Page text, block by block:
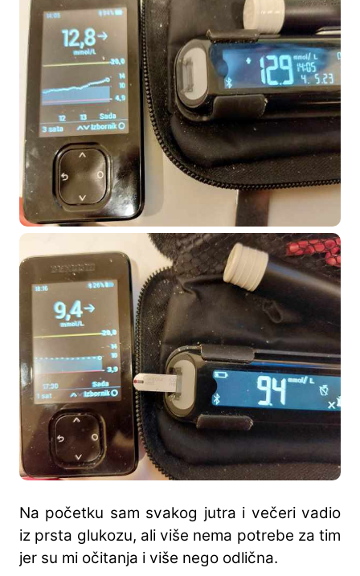
Na početku sam svakog jutra i večeri vadio
iz prsta glukozu, ali više nema potrebe za tim
jer su mi očitanja i više nego odlična.